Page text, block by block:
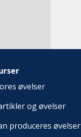
øvelser
og øvelser
produceres øvelser